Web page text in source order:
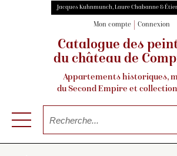
Jacques Kuhnmunch, Laure Chabanne &
Mon compte Connexion
Catalogue des
du château de
Appartements historiques,
du Second Empire et